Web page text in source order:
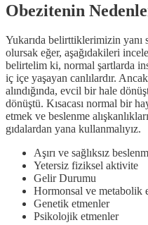
Obezitenin
Yukarıda belirttiklerimizin yanı
olursak eğer, aşağıdakileri
belirtelim ki, normal şartlarda
iç içe yaşayan canlılardır.
alındığında, evcil bir hale
dönüştü. Kısacası normal bir
etmek ve beslenme
gıdalardan yana kullanmalıyız.
Aşırı ve sağlıksız
Yetersiz fiziksel aktivite
Gelir Durumu
Hormonsal ve metabolik
Genetik etmenler
Psikolojik etmenler